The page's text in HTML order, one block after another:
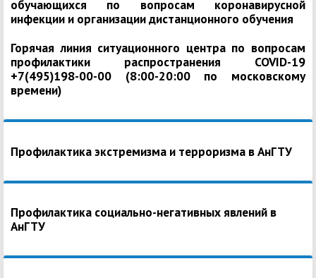
обучающихся по вопросам коронавирусной
инфекции и организации дистанционного обучения
Горячая линия ситуационного центра по вопросам
профилактики распространения COVID-19
+7(495)198-00-00 (8:00-20:00 по московскому
времени)
Профилактика экстремизма и терроризма в АнГТУ
Профилактика социально-негативных явлений в
АнГТУ